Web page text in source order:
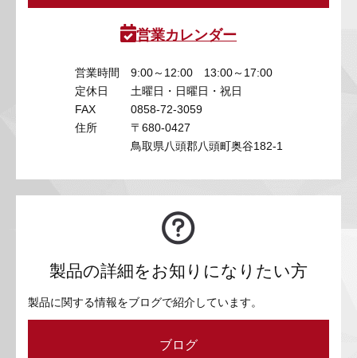
営業カレンダー
営業時間
9:00～12:00 13:00～17:00
定休日
土曜日・日曜日・祝日
FAX
0858-72-3059
住所
〒680-0427
鳥取県八頭郡八頭町奥谷182-1
製品の詳細をお知りになりたい方
製品に関する情報をブログで紹介しています。
ブログ